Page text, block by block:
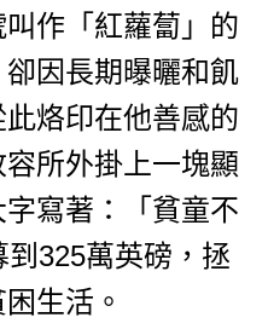
作「紅蘿蔔」的
因長期曝曬和飢
烙印在他善感的
所外掛上一塊顯
寫著：「貧童不
325萬英磅，拯
生活。